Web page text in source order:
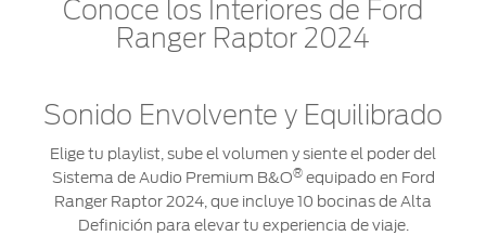
Conoce los Interiores de Ford
Ranger Raptor 2024
Sonido Envolvente y Equilibrado
Elige tu playlist, sube el volumen y siente el poder del
Sistema de Audio Premium B&O®equipado en Ford
Ranger Raptor 2024, que incluye 10 bocinas de Alta
Definición para elevar tu experiencia de viaje.